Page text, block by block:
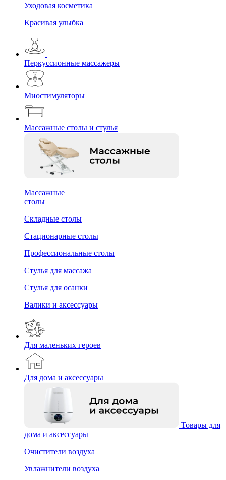
Уходовая косметика
Красивая улыбка
Перкуссионные массажеры
Миостимуляторы
Массажные столы и стулья
Массажные
столы
Складные столы
Стационарные столы
Профессиональные столы
Стулья для массажа
Стулья для осанки
Валики и аксессуары
Для маленьких героев
Для дома и аксессуары
Товары для
дома и аксессуары
Очистители воздуха
Увлажнители воздуха